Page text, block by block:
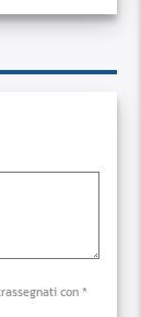
con *